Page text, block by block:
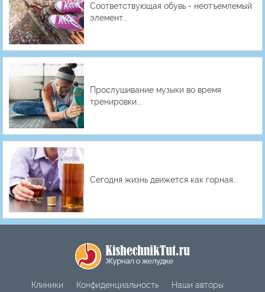
Соответствующая обувь - неотъемлемый
элемент...
Прослушивание музыки во время
тренировки...
Сегодня жизнь движется как горная...
Клиники Конфиденциальность Наши авторы